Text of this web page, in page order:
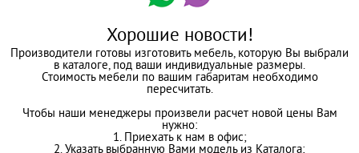
Хорошие новости!
Производители готовы изготовить мебель, которую Вы выбрали
в каталоге, под ваши индивидуальные размеры.
Стоимость мебели по вашим габаритам необходимо
пересчитать.
Чтобы наши менеджеры произвели расчет новой цены Вам
нужно:
1. Приехать к нам в офис;